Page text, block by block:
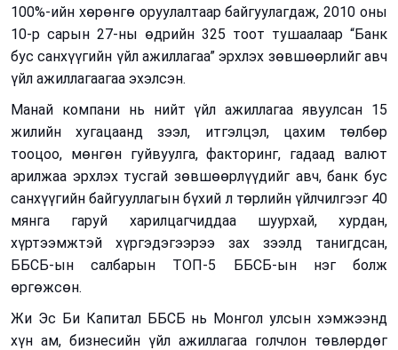
100%-ийн хөрөнгө оруулалтаар байгуулагдаж, 2010 оны
10-р сарын 27-ны өдрийн 325 тоот тушаалаар “Банк
бус санхүүгийн үйл ажиллагаа” эрхлэх зөвшөөрлийг авч
үйл ажиллагаагаа эхэлсэн.
Манай компани нь нийт үйл ажиллагаа явуулсан 15
жилийн хугацаанд зээл, итгэлцэл, цахим төлбөр
тооцоо, мөнгөн гуйвуулга, факторинг, гадаад валют
арилжаа эрхлэх тусгай зөвшөөрлүүдийг авч, банк бус
санхүүгийн байгууллагын бүхий л төрлийн үйлчилгээг 40
мянга гаруй харилцагчиддаа шуурхай, хурдан,
хүртээмжтэй хүргэдэгээрээ зах зээлд танигдсан,
ББСБ-ын салбарын ТОП-5 ББСБ-ын нэг болж
өргөжсөн.
Жи Эс Би Капитал ББСБ нь Монгол улсын хэмжээнд
хүн ам, бизнесийн үйл ажиллагаа голчлон төвлөрдөг